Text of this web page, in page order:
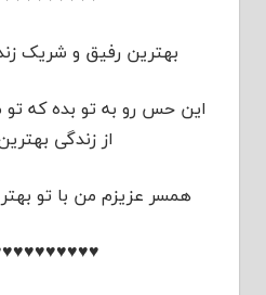
بهترین رفیق و شریک
این حس رو به تو بده که تو
از زندگی
همسر عزیزم من با تو